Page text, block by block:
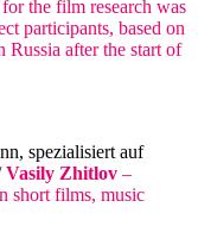
the film research was
participants, based on
Russia after the start of
spezialisiert auf
Vasily Zhitlov –
short films, music